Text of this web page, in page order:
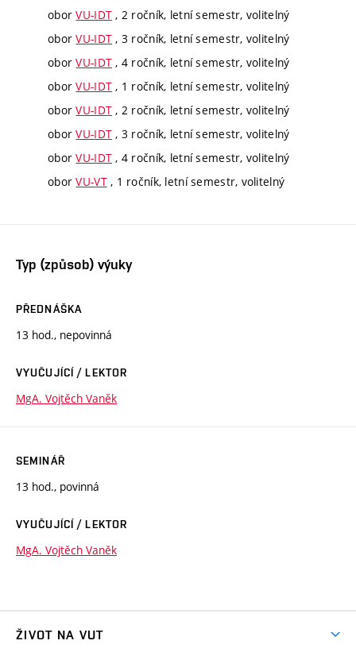
oborVU-IDT , 2 ročník, letní semestr, volitelný
oborVU-IDT , 3 ročník, letní semestr, volitelný
oborVU-IDT , 4 ročník, letní semestr, volitelný
oborVU-IDT , 1 ročník, letní semestr, volitelný
oborVU-IDT , 2 ročník, letní semestr, volitelný
oborVU-IDT , 3 ročník, letní semestr, volitelný
oborVU-IDT , 4 ročník, letní semestr, volitelný
oborVU-VT, 1 ročník, letní semestr, volitelný
Typ (způsob) výuky
PŘEDNÁŠKA
13 hod., nepovinná
VYUČUJÍCÍ / LEKTOR
MgA. Vojtěch Vaněk
SEMINÁŘ
13 hod., povinná
VYUČUJÍCÍ / LEKTOR
MgA. Vojtěch Vaněk
ŽIVOT NA VUT